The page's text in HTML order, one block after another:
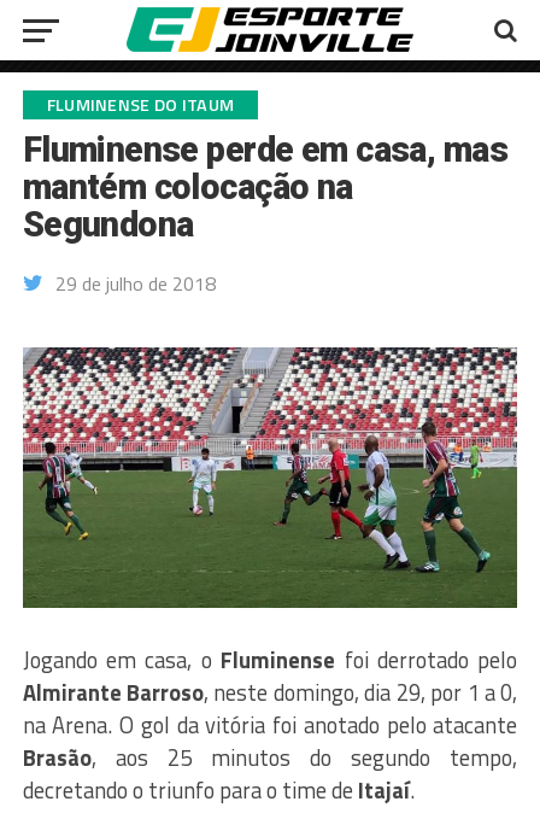
FLUMINENSE DO ITAUM
Fluminense perde em casa, mas
mantém colocação na
Segundona
29 de julho de 2018
Jogando em casa, o Fluminense foi derrotado pelo
Almirante Barroso, neste domingo, dia 29, por 1 a 0,
na Arena. O gol da vitória foi anotado pelo atacante
Brasão, aos 25 minutos do segundo tempo,
decretando o triunfo para o time de Itajaí.